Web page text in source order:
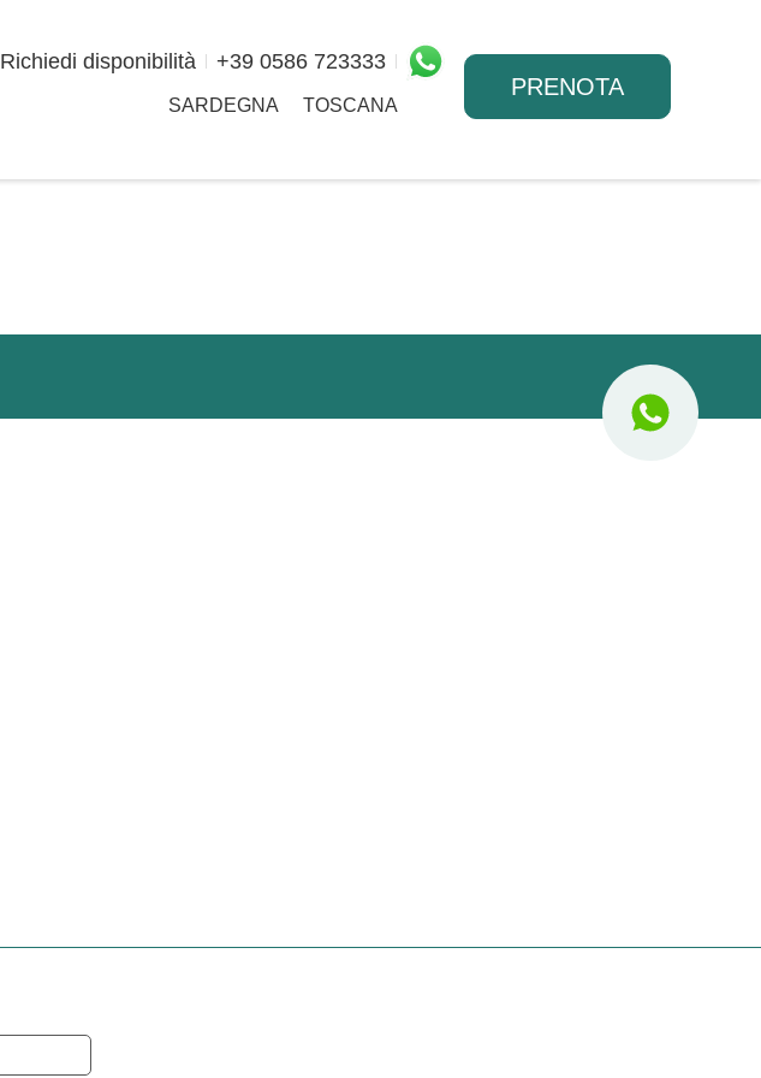
Richiedi disponibilità +39 0586 723333
SARDEGNA TOSCANA
PRENOTA